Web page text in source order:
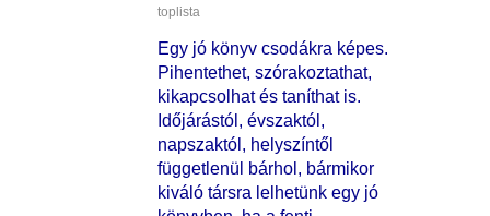
toplista
Egy jó könyv csodákra képes.
Pihentethet, szórakoztathat,
kikapcsolhat és taníthat is.
Időjárástól, évszaktól,
napszaktól, helyszíntől
függetlenül bárhol, bármikor
kiváló társra lelhetünk egy jó